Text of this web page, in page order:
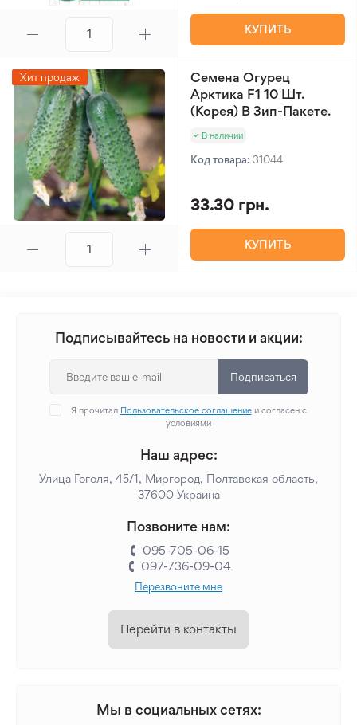
КУПИТЬ
Хит продаж
Семена Огурец
Арктика F1 10 Шт.
(Корея) В Зип-Пакете.
В наличии
Код товара: 31044
33.30 грн.
КУПИТЬ
Подписывайтесь на новости и акции:
Подписаться
Я прочитал Пользовательское соглашениеи согласен с
условиями
Наш адрес:
Улица Гоголя, 45/1, Миргород, Полтавская область,
37600 Украина
Позвоните нам:
095-705-06-15
097-736-09-04
Перезвоните мне
Перейти в контакты
Мы в социальных сетях: